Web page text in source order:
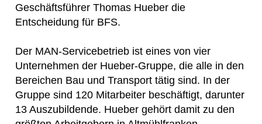
Geschäftsführer Thomas Hueber die
Entscheidung für BFS.
Der MAN-Servicebetrieb ist eines von vier
Unternehmen der Hueber-Gruppe, die alle in den
Bereichen Bau und Transport tätig sind. In der
Gruppe sind 120 Mitarbeiter beschäftigt, darunter
13 Auszubildende. Hueber gehört damit zu den